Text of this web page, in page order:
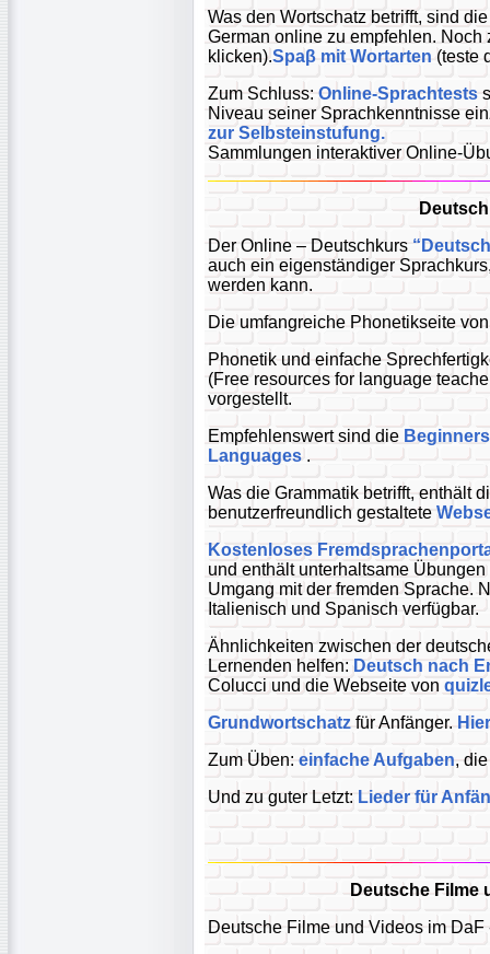
Was den Wortschatz betrifft, sind
German online zu empfehlen.
klicken).Spaβ mit Wortarten (teste
Zum Schluss: Online-Sprachtests
Niveau seiner Sprachkenntnisse
zur Selbsteinstufung.
Sammlungen interaktiver Online-
Der Online – Deutschkurs
auch ein eigenständiger
werden kann.
Die umfangreiche Phonetikseite
Phonetik und einfache
(Free resources for language
vorgestellt.
Empfehlenswert sind die
Languages .
Was die Grammatik betrifft, enthält
benutzerfreundlich gestaltete
Kostenloses
und enthält unterhaltsame
Umgang mit der fremden Sprache.
Italienisch und Spanisch verfügbar.
Ähnlichkeiten zwischen der
Lernenden helfen: Deutsch nach
Colucci und die Webseite von
Grundwortschatz für Anfänger. Hier
Zum Üben: einfache Aufgaben,
Und zu guter Letzt: Lieder für
Deutsche Filme
Deutsche Filme und Videos im DaF